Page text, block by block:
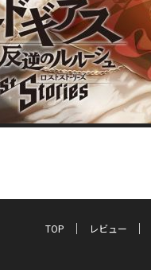
TOP レビュー